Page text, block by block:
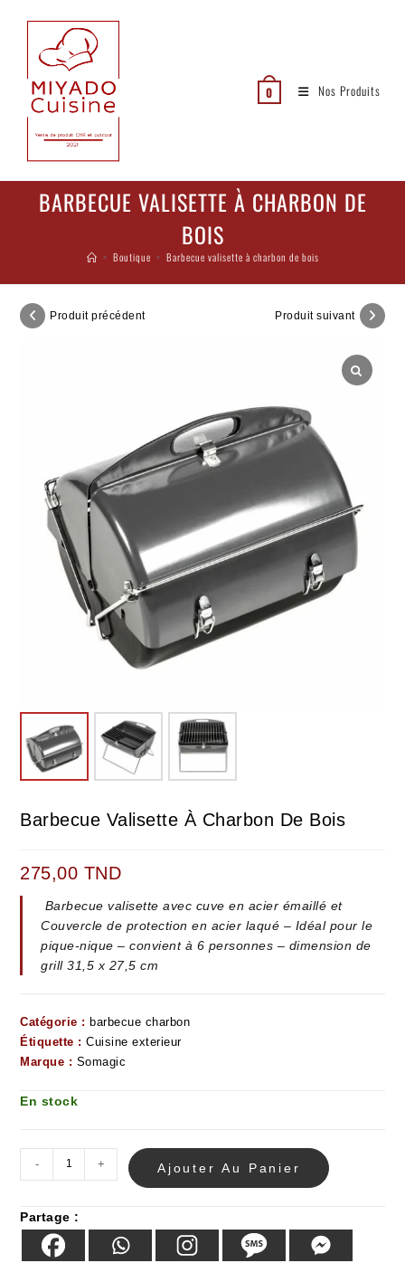
0 Nos Produits
BARBECUE VALISETTE À CHARBON DE
BOIS
> Boutique > Barbecue valisette à charbon de bois
Produit précédent Produit suivant
Barbecue Valisette À Charbon De Bois
275,00 TND
Barbecue valisette avec cuve en acier émaillé et
Couvercle de protection en acier laqué – Idéal pour le
pique-nique – convient à 6 personnes – dimension de
grill 31,5 x 27,5 cm
Catégorie : barbecue charbon
Étiquette :Cuisine exterieur
Marque : Somagic
En stock
- + Ajouter Au Panier
Partage :